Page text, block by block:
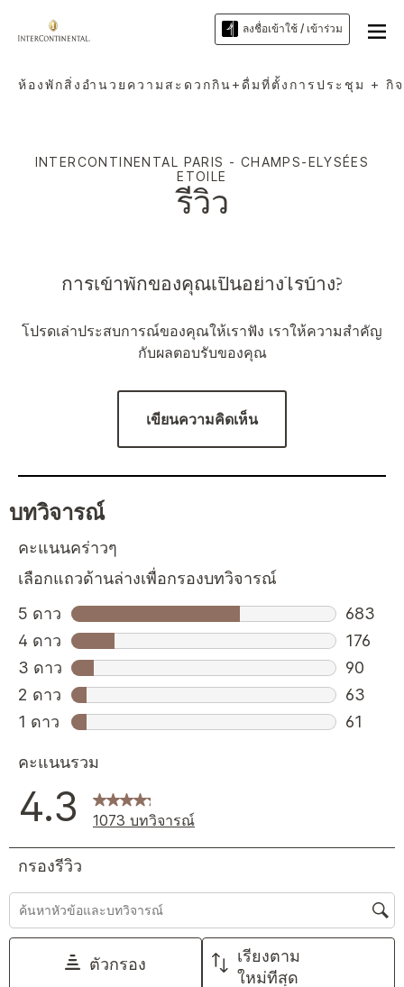
ลงชื่อเข้าใช้ / เข้าร่วม
ห้องพักสิ่งอำนวยความสะดวกกิน+ดื่มที่ตั้ง การประชุม + กิ
INTERCONTINENTAL PARIS - CHAMPS-ELYSÉES
ETOILE
รีวิว
การเข้าพักของคุณเป็นอย่างไรบ้าง?
โปรดเล่าประสบการณ์ของคุณให้เราฟัง เราให้ความสำคัญ
กับผลตอบรับของคุณ
เขียนความคิดเห็น